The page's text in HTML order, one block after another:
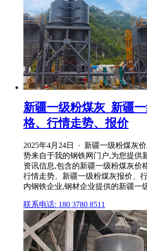
新疆一级粉煤灰_新疆
格、行情走势、报价
2025年4月24日 · 新疆一级粉煤灰
势来自于我的钢铁网门户,为您提供
资讯信息,包含的新疆一级粉煤灰价
行情走势、新疆一级粉煤灰报价、
内钢铁企业,钢材企业提供的新疆一
联系电话: 180 3780 8511